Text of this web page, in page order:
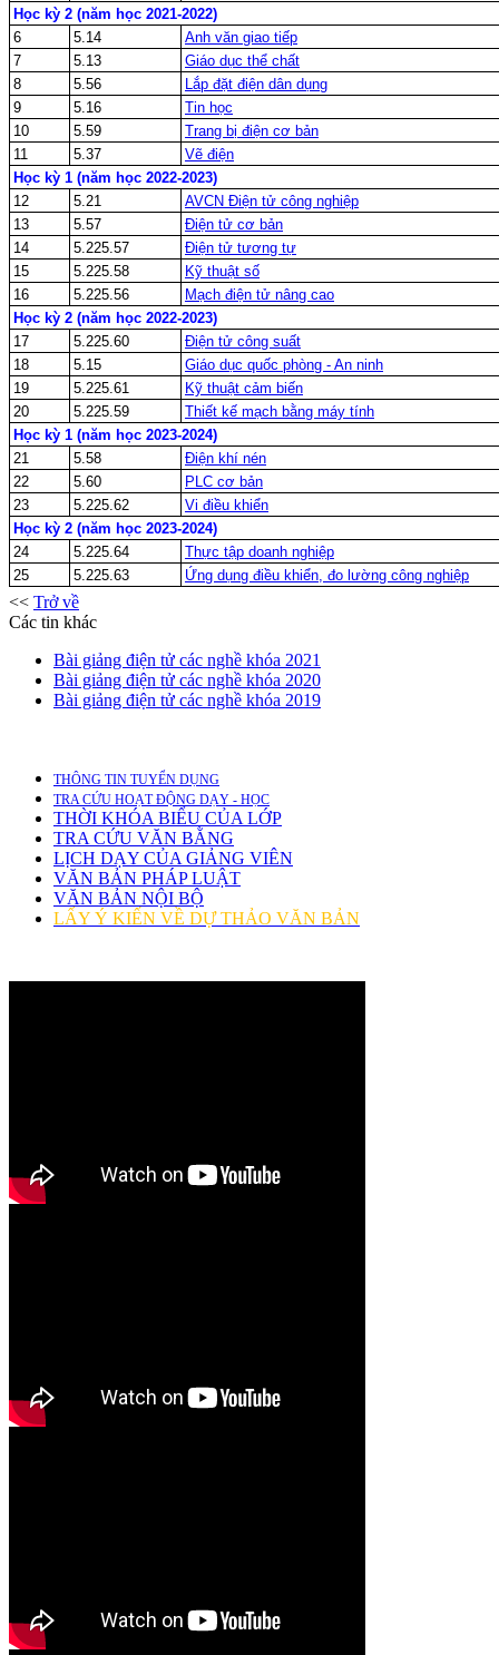
Học kỳ 2 (năm học 2021-2022)
6
5.14
Anh văn giao tiếp
7
5.13
Giáo dục thể chất
8
5.56
Lắp đặt điện dân dụng
9
5.16
Tin học
10
5.59
Trang bị điện cơ bản
11
5.37
Vẽ điện
Học kỳ 1 (năm học 2022-2023)
12
5.21
AVCN Điện tử công nghiệp
13
5.57
Điện tử cơ bản
14
5.225.57
Điện tử tương tự
15
5.225.58
Kỹ thuật số
16
5.225.56
Mạch điện tử nâng cao
Học kỳ 2 (năm học 2022-2023)
17
5.225.60
Điện tử công suất
18
5.15
Giáo dục quốc phòng - An ninh
19
5.225.61
Kỹ thuật cảm biến
20
5.225.59
Thiết kế mạch bằng máy tính
Học kỳ 1 (năm học 2023-2024)
21
5.58
Điện khí nén
22
5.60
PLC cơ bản
23
5.225.62
Vi điều khiển
Học kỳ 2 (năm học 2023-2024)
24
5.225.64
Thực tập doanh nghiệp
25
5.225.63 Ứng dụng điều khiển, đo lường công nghiệp
<< Trở về
Các tin khác
Bài giảng điện tử các nghề khóa 2021
Bài giảng điện tử các nghề khóa 2020
Bài giảng điện tử các nghề khóa 2019
THÔNG TIN TUYỂN DỤNG
TRA CỨU HOẠT ĐỘNG DẠY - HỌC
THỜI KHÓA BIỂU CỦA LỚP
TRA CỨU VĂN BẰNG
LỊCH DẠY CỦA GIẢNG VIÊN
VĂN BẢN PHÁP LUẬT
VĂN BẢN NỘI BỘ
LẤY Ý KIẾN VỀ DỰ THẢO VĂN BẢN